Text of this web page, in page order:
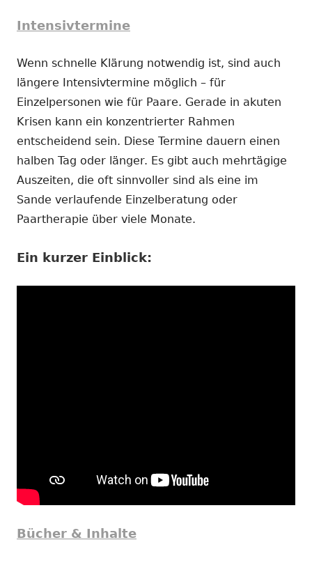
Intensivtermine
Wenn schnelle Klärung notwendig ist, sind auch
längere Intensivtermine möglich – für
Einzelpersonen wie für Paare. Gerade in akuten
Krisen kann ein konzentrierter Rahmen
entscheidend sein. Diese Termine dauern einen
halben Tag oder länger. Es gibt auch mehrtägige
Auszeiten, die oft sinnvoller sind als eine im
Sande verlaufende Einzelberatung oder
Paartherapie über viele Monate.
Ein kurzer Einblick:
Bücher & Inhalte